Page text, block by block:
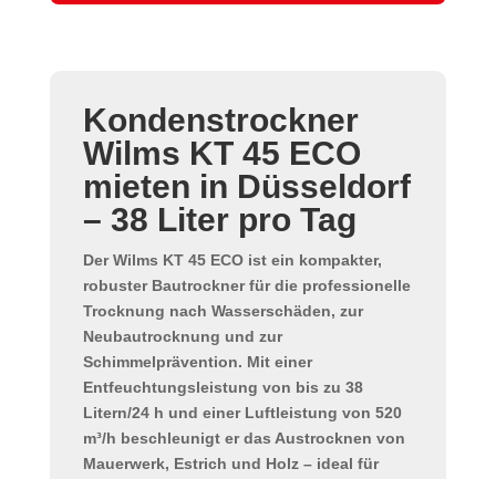
Kondenstrockner
Wilms KT 45 ECO
mieten in Düsseldorf
– 38 Liter pro Tag
DerWilms KT 45 ECOist ein kompakter,
robuster Bautrocknerfür die professionelle
Trocknung nach Wasserschäden, zur
Neubautrocknung und zur
Schimmelprävention. Mit einer
Entfeuchtungsleistung von bis zu 38
Litern/24 h und einer Luftleistung von 520
m³/h beschleunigt er das Austrocknen von
Mauerwerk, Estrich und Holz – ideal für